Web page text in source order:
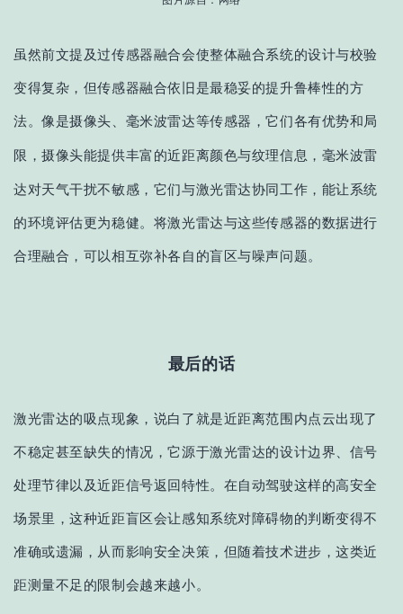
虽然前文提及过传感器融合会使整体融合系统的设计与校验
变得复杂 ，但传感器融合依旧是最稳妥的提升鲁棒性的方
法。像是摄像头、毫米波雷达等传感器，它们各有优势和局
限 ，摄像头能提供丰富的近距离颜色与纹理信息，毫米波雷
达对天气干扰不敏感，它们与激光雷达协同工作，能让系统
的环境评估更为稳健。将激光雷达与这些传感器的数据进行
合理融合，可以相互弥补各自的盲区与噪声问题。
最后的话
激光雷达的吸点现象，说白了就是近距离范围内点云出现了
不稳定甚至缺失的情况 ，它源于激光雷达的设计边界、信号
处理节律以及近距信号返回特性。在自动驾驶这样的高安全
场景里，这种近距盲区会让感知系统对障碍物的判断变得不
准确或遗漏，从而影响安全决策 ，但 随着技术进步，这类近
距测量不足的限制会越来越小。